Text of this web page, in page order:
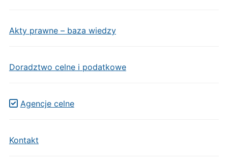
Akty prawne – baza wiedzy
Doradztwo celne i podatkowe
Agencje celne
Kontakt